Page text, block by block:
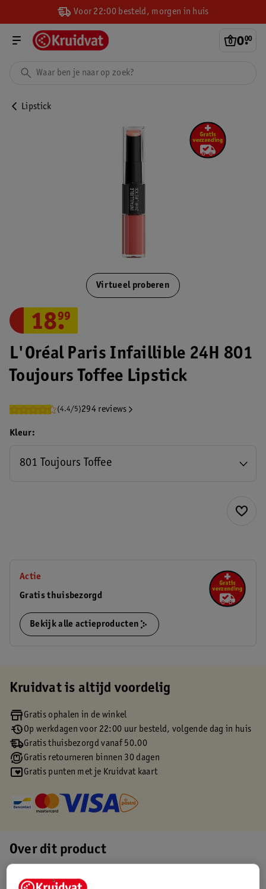
Voor 22:00 besteld, morgen in huis
0.
00
Lipstick
Virtueel proberen
L'Oréal Paris Infaillible 24H 801
Toujours Toffee Lipstick
(4.4/5)294 reviews
18.
99
Kleur
801 Toujours Toffee
Actie
Gratis thuisbezorgd
Bekijk alle actieproducten
Kruidvat is altijd voordelig
Gratis ophalen in de winkel
Op werkdagen voor 22:00 uur besteld, volgende dag in huis
Gratis thuisbezorgd vanaf 50.00
Gratis retourneren binnen 30 dagen
Gratis punten met je Kruidvat kaart
Over dit product
Productinformatie